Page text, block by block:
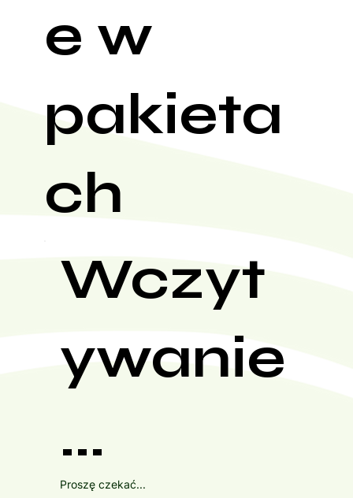
e w
pakieta
ch
Wczyt
ywanie
...
Proszę czekać...